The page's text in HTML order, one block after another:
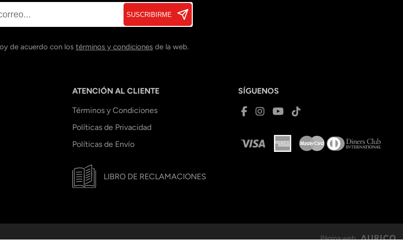
SUSCRIBIRME
de acuerdo con los términos y condiciones de la web.
ATENCIÓN AL CLIENTE
Términos y Condiciones
Políticas de Privacidad
Políticas de Envío
LIBRO DE RECLAMACIONES
SÍGUENOS
Página web